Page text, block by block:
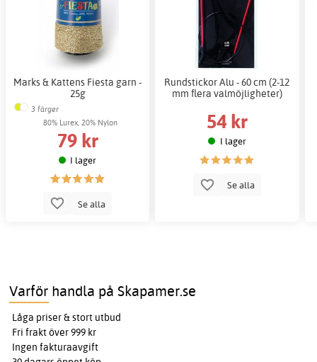
Marks & Kattens Fiesta garn -
25g
3 färger
80% Lurex, 20% Nylon
79 kr
I lager
Se alla
Rundstickor Alu - 60 cm (2-12
mm flera valmöjligheter)
54 kr
I lager
Se alla
Varför handla på Skapamer.se
Låga priser & stort utbud
Fri frakt över 999 kr
Ingen fakturaavgift